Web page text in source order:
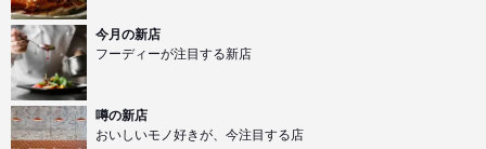
今月の新店
フーディーが注目する新店
噂の新店
おいしいモノ好きが、今注目する店